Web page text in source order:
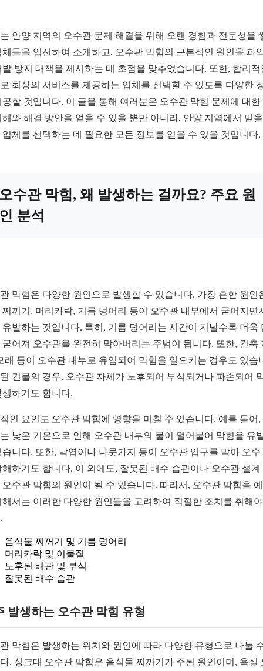
안양 지역의 오수관 문제 해결을 위해 오랜 경험과 전문성을
체들을 엄선하여 소개하고, 오수관 막힘의 근본적인 원인을 파
발 방지 대책을 제시하는 데 초점을 맞추었습니다. 또한, 합리적
최상의 서비스를 제공하는 업체를 선택할 수 있도록 다양한
공할 것입니다. 이 글을 통해 여러분은 오수관 막힘 문제에 대한
해와 해결 방안을 얻을 수 있을 뿐만 아니라, 안양 지역에서 믿
업체를 선택하는 데 필요한 모든 정보를 얻을 수 있을 것입니다.
수관 막힘, 왜 발생하는 걸까요? 주요 원
분석
막힘은 다양한 원인으로 발생할 수 있습니다. 가장 흔한 원인
찌꺼기, 머리카락, 기름 덩어리 등이 오수관 내부에서 굳어지면
유발하는 것입니다. 특히, 기름 덩어리는 시간이 지날수록 더욱
굳어져 오수관을 완전히 막아버리는 주범이 됩니다. 또한, 건축
래 등이 오수관 내부로 유입되어 막힘을 일으키는 경우도 있습
건물의 경우, 오수관 자체가 노후되어 부식되거나 파손되어
생하기도 합니다.
인 요인도 오수관 막힘에 영향을 미칠 수 있습니다. 예를 들어,
낮은 기온으로 인해 오수관 내부의 물이 얼어붙어 막힘을 유
습니다. 또한, 낙엽이나 나뭇가지 등이 오수관 입구를 막아 오수
해하기도 합니다. 이 외에도, 잘못된 배수 습관이나 오수관 설계
오수관 막힘의 원인이 될 수 있습니다. 따라서, 오수관 막힘을
해서는 이러한 다양한 원인들을 고려하여 적절한 조치를 취해
음식물 찌꺼기 및 기름 덩어리
머리카락 및 이물질
노후된 배관 및 부식
잘못된 배수 습관
발생하는 오수관 막힘 유형
막힘은 발생하는 위치와 원인에 따라 다양한 유형으로 나눌
. 싱크대 오수관 막힘은 음식물 찌꺼기가 주된 원인이며, 욕실